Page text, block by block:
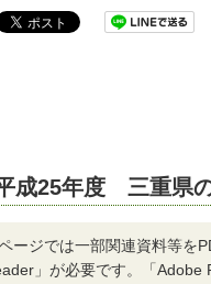
成25年度 三重県
ージでは一部関連資料等を
」が必要です。「Adobe